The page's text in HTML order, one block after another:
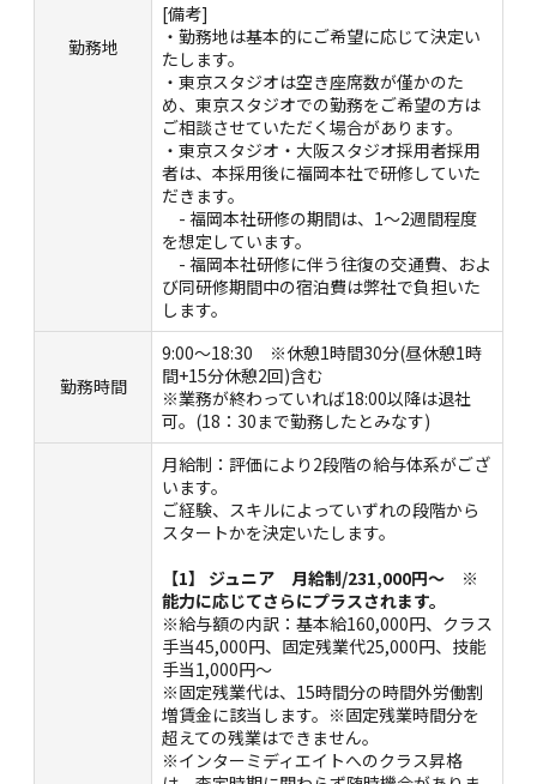
勤務地
[備考]
・勤務地は基本的にご希望に応じて決定い
たします。
・東京スタジオは空き座席数が僅かのた
め、東京スタジオでの勤務をご希望の方は
ご相談させていただく場合があります。
・東京スタジオ・大阪スタジオ採用者採用
者は、本採用後に福岡本社で研修していた
だきます。
- 福岡本社研修の期間は、1～2週間程度
を想定しています。
- 福岡本社研修に伴う往復の交通費、およ
び同研修期間中の宿泊費は弊社で負担いた
します。
勤務時間
9:00～18:30 ※休憩1時間30分(昼休憩1時
間+15分休憩2回)含む
※業務が終わっていれば18:00以降は退社
可。(18：30まで勤務したとみなす)
月給制：評価により2段階の給与体系がござ
います。
ご経験、スキルによっていずれの段階から
スタートかを決定いたします。
【1】 ジュニア 月給制/231,000円～ ※
能力に応じてさらにプラスされます。
※給与額の内訳：基本給160,000円、クラス
手当45,000円、固定残業代25,000円、技能
手当1,000円～
※固定残業代は、15時間分の時間外労働割
増賃金に該当します。※固定残業時間分を
超えての残業はできません。
※インターミディエイトへのクラス昇格